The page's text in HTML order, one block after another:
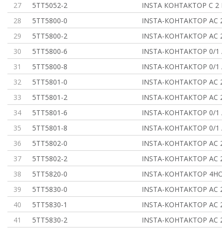
27
5TT5052-2
INSTA КОНТАКТОР С 2
28
5TT5800-0
INSTA-КОНТАКТОР АС
29
5TT5800-2
INSTA-КОНТАКТОР АС
30
5TT5800-6
INSTA-КОНТАКТОР 0/1
31
5TT5800-8
INSTA-КОНТАКТОР 0/1
32
5TT5801-0
INSTA-КОНТАКТОР АС
33
5TT5801-2
INSTA-КОНТАКТОР АС
34
5TT5801-6
INSTA-КОНТАКТОР 0/1
35
5TT5801-8
INSTA-КОНТАКТОР 0/1
36
5TT5802-0
INSTA-КОНТАКТОР АС
37
5TT5802-2
INSTA-КОНТАКТОР АС
38
5TT5820-0
INSTA-КОНТАКТОР 4НО
39
5TT5830-0
INSTA-КОНТАКТОР АС
40
5TT5830-1
INSTA-КОНТАКТОР АС
41
5TT5830-2
INSTA-КОНТАКТОР АС